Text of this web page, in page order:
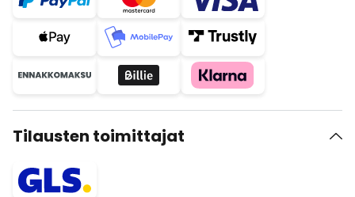
Tilausten toimittajat